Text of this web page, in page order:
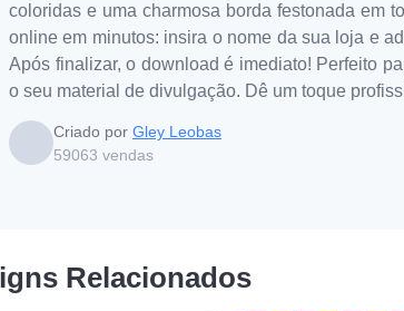
coloridas e uma charmosa borda festonada em
online em minutos: insira o nome da sua loja e
Após finalizar, o download é imediato! Perfeito
o seu material de divulgação. Dê um toque
Criado por Gley Leobas
59063 vendas
Relacionados